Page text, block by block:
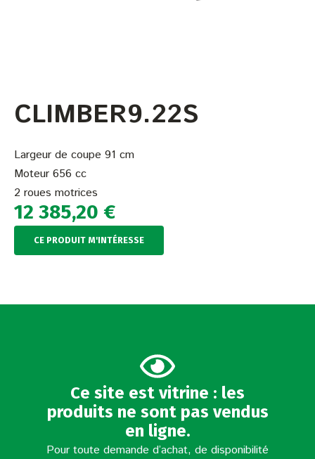
CLIMBER9.22S
Largeur de coupe 91 cm
Moteur 656 cc
2 roues motrices
12 385,20 €
CE PRODUIT M'INTÉRESSE
Ce site est vitrine : les
produits ne sont pas vendus
en ligne.
Pour toute demande d’achat, de disponibilité